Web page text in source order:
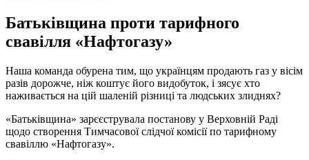
Батьківщина проти тарифного
свавілля «Нафтогазу»
Наша команда обурена тим, що українцям продають газ у вісім
разів дорожче, ніж коштує його видобуток, і зясує хто
наживається на цій шаленій різниці та людських злиднях?
«Батьківщина» зарєєструвала постанову у Верховній Раді
щодо створення Тимчасової слідчої комісії по тарифному
свавіллю «Нафтогазу».